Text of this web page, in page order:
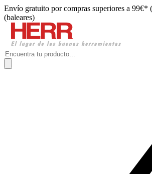
Envío gratuito por compras superiores a 99€*
(baleares)